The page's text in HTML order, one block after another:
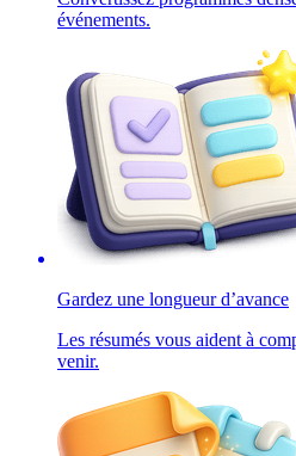
événements.
Gardez une longueur d’avance
Les résumés vous aident à
venir.